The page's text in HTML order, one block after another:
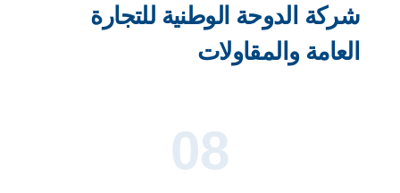
شركة الدوحة الوطنية للتجارة
العامة والمقاولات
08